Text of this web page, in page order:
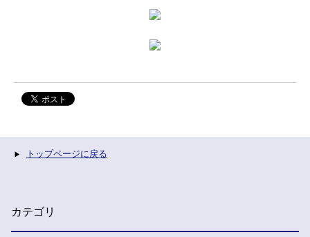
トップページに戻る
カテゴリ